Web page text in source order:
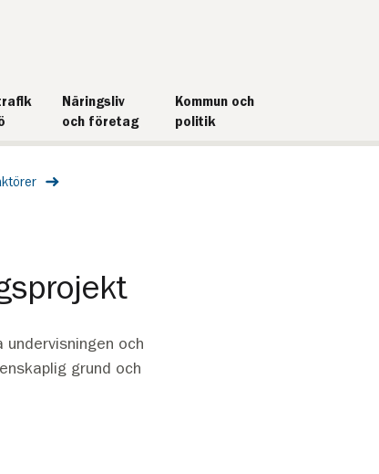
Näringsliv
och företag
Kommun och
politik
och
grund och